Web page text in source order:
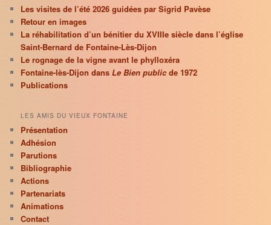
Les visites de l’été 2026 guidées par Sigrid Pavèse
Retour en images
La réhabilitation d’un bénitier du XVIIIe siècle dans l’église
Saint-Bernard de Fontaine-Lès-Dijon
Le rognage de la vigne avant le phylloxéra
Fontaine-lès-Dijon dansLe Bien publicde 1972
Publications
LES AMIS DU VIEUX FONTAINE
Présentation
Adhésion
Parutions
Bibliographie
Actions
Partenariats
Animations
Contact